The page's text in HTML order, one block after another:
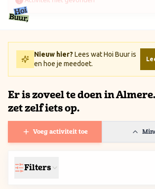
Ga naar inhoud / Skip to content
Nieuw hier? Lees wat Hoi Buur is
en hoe je meedoet.
Er is zoveel te doen in
zet zelf iets op.
Voeg activiteit toe
Filters